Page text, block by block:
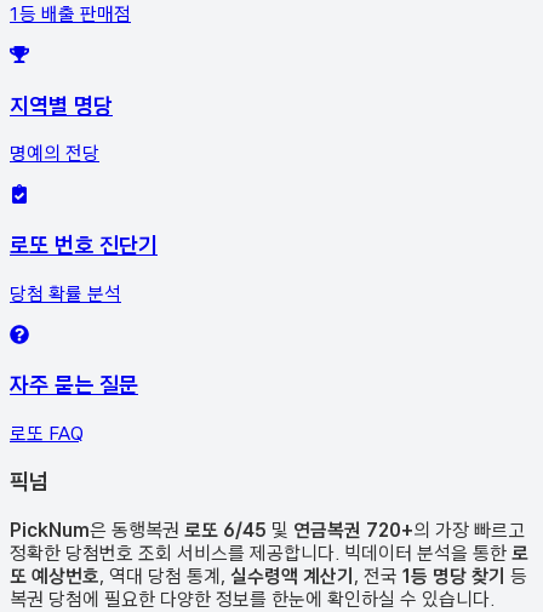
1등 배출 판매점
지역별 명당
명예의 전당
로또 번호 진단기
당첨 확률 분석
자주 묻는 질문
로또 FAQ
픽넘
PickNum은 동행복권 로또 6/45 및 연금복권 720+의 가장 빠르고
정확한 당첨번호 조회 서비스를 제공합니다. 빅데이터 분석을 통한 로
또 예상번호, 역대 당첨 통계, 실수령액 계산기, 전국 1등 명당 찾기 등
복권 당첨에 필요한 다양한 정보를 한눈에 확인하실 수 있습니다.